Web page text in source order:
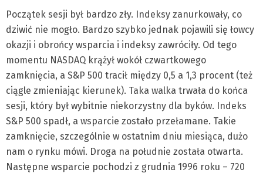
Początek sesji był bardzo zły. Indeksy zanurkowały, co
dziwić nie mogło. Bardzo szybko jednak pojawili się łowcy
okazji i obrońcy wsparcia i indeksy zawróciły. Od tego
momentu NASDAQ krążył wokół czwartkowego
zamknięcia, a S&P 500 tracił między 0,5 a 1,3 procent (też
ciągle zmieniając kierunek). Taka walka trwała do końca
sesji, który był wybitnie niekorzystny dla byków. Indeks
S&P 500 spadł, a wsparcie zostało przełamane. Takie
zamknięcie, szczególnie w ostatnim dniu miesiąca, dużo
nam o rynku mówi. Droga na południe została otwarta.
Następne wsparcie pochodzi z grudnia 1996 roku – 720